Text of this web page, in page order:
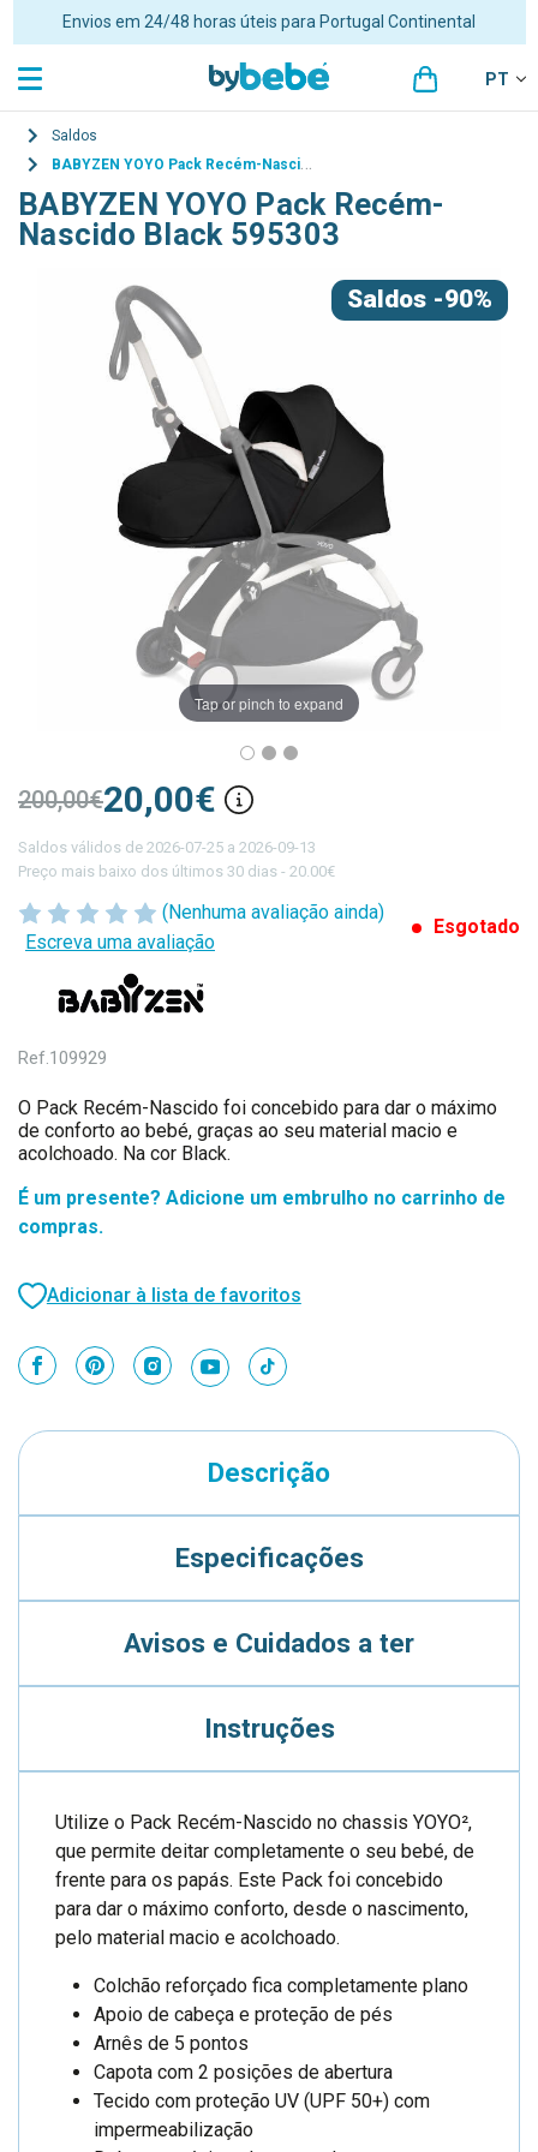
Envios em 24/48 horas úteis para Portugal Continental
PT
Saldos
BABYZEN YOYO Pack Recém-Nascido Black 595303
BABYZEN YOYO Pack Recém-
Nascido Black 595303
Tap or pinch to expand
Saldos -90%
(Nenhuma avaliação ainda)
Escreva uma avaliação
Esgotado
20,00€
200,00€
Saldos válidos de 2026-07-25 a 2026-09-13
Preço mais baixo dos últimos 30 dias - 20.00€
Ref.109929
O Pack Recém-Nascido foi concebido para dar o máximo
de conforto ao bebé, graças ao seu material macio e
acolchoado. Na cor Black.
É um presente? Adicione um embrulho no carrinho de
compras.
Adicionar à lista de favoritos
Descrição
Especificações
Avisos e Cuidados a ter
Instruções
Utilize o Pack Recém-Nascido no chassis YOYO²,
que permite deitar completamente o seu bebé, de
frente para os papás. Este Pack foi concebido
para dar o máximo conforto, desde o nascimento,
pelo material macio e acolchoado.
Colchão reforçado fica completamente plano
Apoio de cabeça e proteção de pés
Arnês de 5 pontos
Capota com 2 posições de abertura
Tecido com proteção UV (UPF 50+) com
impermeabilização